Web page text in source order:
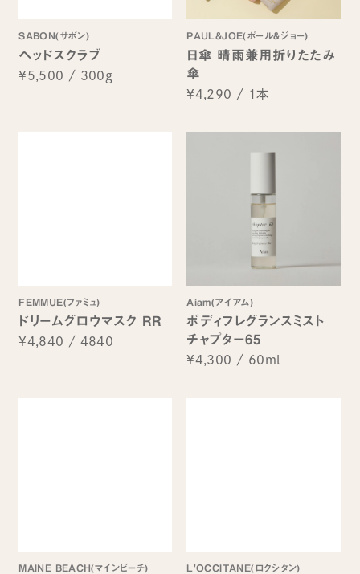
SABON(サボン)
ヘッドスクラブ
¥5,500 / 300g
PAUL&JOE(ポール＆ジョー)
日傘 晴雨兼用折りたたみ
傘
¥4,290 / 1本
FEMMUE(ファミュ)
ドリームグロウマスク RR
¥4,840 / 4840
Aiam(アイアム)
ボディフレグランスミスト
チャプター65
¥4,300 / 60ml
MAINE BEACH(マインビーチ) L'OCCITANE(ロクシタン)